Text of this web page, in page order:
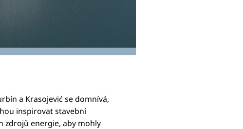
a Krasojević se domnívá,
inspirovat stavební
zdrojů energie, aby mohly